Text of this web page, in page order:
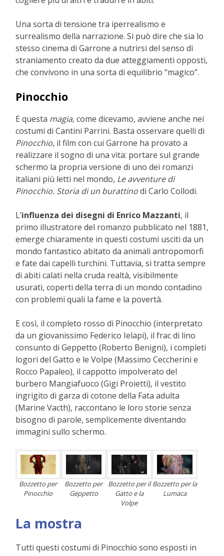
Una sorta di tensione tra iperrealismo e
surrealismo della narrazione. Si può dire che sia lo
stesso cinema di Garrone a nutrirsi del senso di
straniamento creato da due atteggiamenti opposti,
che convivono in una sorta di equilibrio “magico”.
Pinocchio
E questa magia, come dicevamo, avviene anche nei
costumi di Cantini Parrini. Basta osservare quelli di
Pinocchio, il film con cui Garrone ha provato a
realizzare il sogno di una vita: portare sul grande
schermo la propria versione di uno dei romanzi
italiani più letti nel mondo, Le avventure di
Pinocchio. Storia di un burattinodi Carlo Collodi.
L’influenza dei disegni di Enrico Mazzanti, il
primo illustratore del romanzo pubblicato nel 1881,
emerge chiaramente in questi costumi usciti da un
mondo fantastico abitato da animali antropomorfi
e fate dai capelli turchini. Tuttavia, si tratta sempre
di abiti calati nella cruda realtà, visibilmente
usurati, coperti della terra di un mondo contadino
con problemi quali la fame e la povertà.
E così, il completo rosso di Pinocchio (interpretato
da un giovanissimo Federico Ielapi), il frac di lino
consunto di Geppetto (Roberto Benigni), i completi
logori del Gatto e le Volpe (Massimo Ceccherini e
Rocco Papaleo), il cappotto impolverato del
burbero Mangiafuoco (Gigi Proietti), il vestito
ingrigito di garza di cotone della Fata adulta
(Marine Vacth), raccontano le loro storie senza
bisogno di parole, semplicemente diventando
immagini sullo schermo.
Bozzetto per
Pinocchio
Bozzetto per
Geppetto
Bozzetto per il
Gatto e la
Volpe
Bozzetto per la
Lumaca
La mostra
Tutti questi costumi di Pinocchio sono esposti in